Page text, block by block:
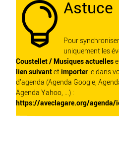
 Astuce
Pour
uniquement les
Coustellet / Musiques actuelles
lien suivantet importer le dans
d'agenda (Agenda Google,
Agenda Yahoo, ...) :
https://aveclagare.org/